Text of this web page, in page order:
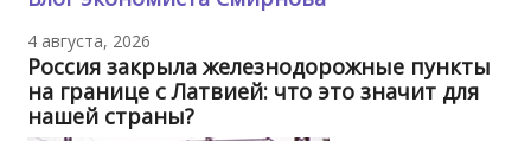
4 августа, 2026
Россия закрыла железнодорожные пункты
на границе с Латвией: что это значит для
нашей страны?